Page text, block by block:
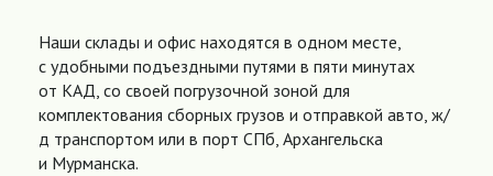
Наши склады и офис находятся в одном месте,
с удобными подъездными путями в пяти минутах
от КАД, со своей погрузочной зоной для
комплектования сборных грузов и отправкой авто, ж/
д транспортом или в порт СПб, Архангельска
и Мурманска.